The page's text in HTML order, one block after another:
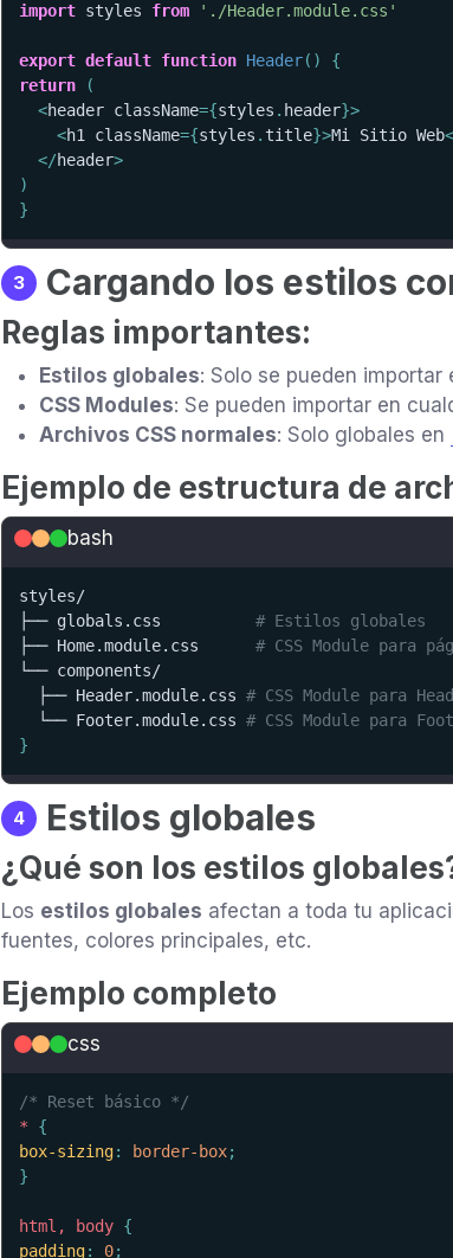
import styles from './Header.module.css'
export default function Header( )
{
return
(
<header className={styles . header}>
<h1 className={styles . title}>Mi Sitio Web<
</header>
)
}
3 Cargando los estilos
Reglas importantes:
Estilos globales: Solo se pueden importar
CSS Modules: Se pueden importar en
Archivos CSS normales: Solo globales en
Ejemplo de estructura de
bash
styles/
├── globals.css # Estilos globales
├── Home.module.css # CSS Module para
└── components/
  ├── Header.module.css
# CSS Module para
  └── Footer.module.css
# CSS Module para
}
4 Estilos globales
¿Qué son los estilos
Los estilos globales afectan a toda tu
fuentes, colores principales, etc.
Ejemplo completo
css
/* Reset básico */
*
{
box-sizing: border-box;
}
html, body {
padding: 0;